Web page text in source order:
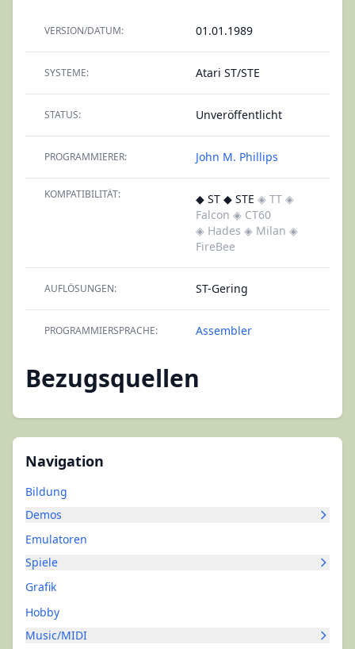
Navigation
Bildung
Demos
Emulatoren
Spiele
Grafik
Hobby
Music/MIDI
VERSION/DATUM: 01.01.1989
SYSTEME: Atari ST/STE
STATUS: Unveröffentlicht
PROGRAMMIERER: John M. Phillips
KOMPATIBILITÄT: ◆ ST ◆ STE ◈ TT ◈
Falcon ◈ CT60
◈ Hades ◈ Milan ◈
FireBee
AUFLÖSUNGEN: ST-Gering
PROGRAMMIERSPRACHE: Assembler
Bezugsquellen